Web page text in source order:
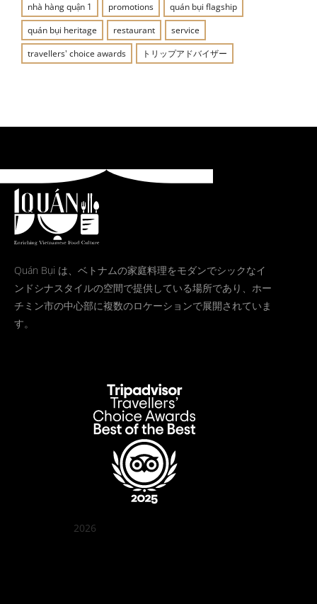
nhà hàng quận 1
promotions
quán bụi flagship
quán bụi heritage
restaurant
service
travellers' choice awards
トリップアドバイザー
Quán Bụi は、ベトナムの家庭料理をモダンでシックなイ
ンドシナスタイルの空間で提供している場所であり、ホー
チミン市の中心部に複数のロケーションで展開されていま
す。
2026